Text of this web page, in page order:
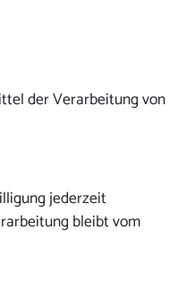
der Verarbeitung von
jederzeit
bleibt vom